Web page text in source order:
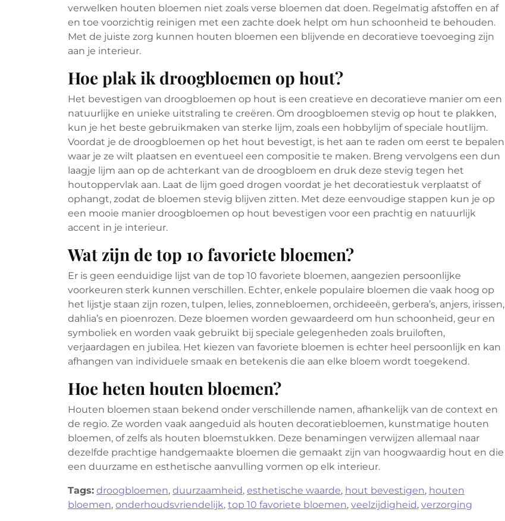
verwelken houten bloemen niet zoals verse bloemen dat doen. Regelmatig afstoffen en af
en toe voorzichtig reinigen met een zachte doek helpt om hun schoonheid te behouden.
Met de juiste zorg kunnen houten bloemen een blijvende en decoratieve toevoeging zijn
aan je interieur.
Hoe plak ik droogbloemen op hout?
Het bevestigen van droogbloemen op hout is een creatieve en decoratieve manier om een
natuurlijke en unieke uitstraling te creëren. Om droogbloemen stevig op hout te plakken,
kun je het beste gebruikmaken van sterke lijm, zoals een hobbylijm of speciale houtlijm.
Voordat je de droogbloemen op het hout bevestigt, is het aan te raden om eerst te bepalen
waar je ze wilt plaatsen en eventueel een compositie te maken. Breng vervolgens een dun
laagje lijm aan op de achterkant van de droogbloem en druk deze stevig tegen het
houtoppervlak aan. Laat de lijm goed drogen voordat je het decoratiestuk verplaatst of
ophangt, zodat de bloemen stevig blijven zitten. Met deze eenvoudige stappen kun je op
een mooie manier droogbloemen op hout bevestigen voor een prachtig en natuurlijk
accent in je interieur.
Wat zijn de top 10 favoriete bloemen?
Er is geen eenduidige lijst van de top 10 favoriete bloemen, aangezien persoonlijke
voorkeuren sterk kunnen verschillen. Echter, enkele populaire bloemen die vaak hoog op
het lijstje staan zijn rozen, tulpen, lelies, zonnebloemen, orchideeën, gerbera’s, anjers, irissen,
dahlia’s en pioenrozen. Deze bloemen worden gewaardeerd om hun schoonheid, geur en
symboliek en worden vaak gebruikt bij speciale gelegenheden zoals bruiloften,
verjaardagen en jubilea. Het kiezen van favoriete bloemen is echter heel persoonlijk en kan
afhangen van individuele smaak en betekenis die aan elke bloem wordt toegekend.
Hoe heten houten bloemen?
Houten bloemen staan bekend onder verschillende namen, afhankelijk van de context en
de regio. Ze worden vaak aangeduid als houten decoratiebloemen, kunstmatige houten
bloemen, of zelfs als houten bloemstukken. Deze benamingen verwijzen allemaal naar
dezelfde prachtige handgemaakte bloemen die gemaakt zijn van hoogwaardig hout en die
een duurzame en esthetische aanvulling vormen op elk interieur.
Tags: droogbloemen, duurzaamheid, esthetische waarde, hout bevestigen, houten
bloemen, onderhoudsvriendelijk, top 10 favoriete bloemen, veelzijdigheid, verzorging